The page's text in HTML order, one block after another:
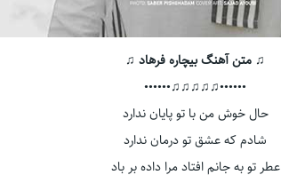
♫ متن آهنگ بیچاره فرهاد ♫
••••••♫♫♫♫♫••••••
حال خوش من با تو پایان ندارد
شادم که عشق تو درمان ندارد
عطر تو به جانم افتاد مرا داده بر باد